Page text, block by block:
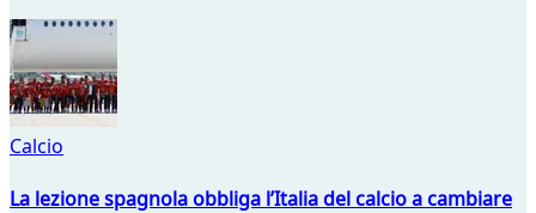
Calcio
La lezione spagnola obbliga l’Italia del calcio a cambiare